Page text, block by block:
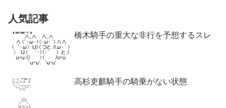
人気記事
橋木騎手の重大な非行を予想するスレ
高杉吏麒騎手の騎乗がない状態